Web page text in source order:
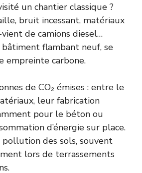
un chantier classique ?
bruit incessant, matériaux
de camions diesel…
flambant neuf, se
empreinte carbone.
de CO₂ émises : entre le
leur fabrication
pour le béton ou
d’énergie sur place.
des sols, souvent
lors de terrassements